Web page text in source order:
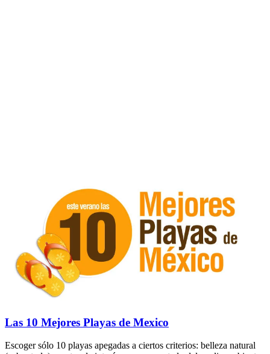
Las 10 Mejores Playas de Mexico
Escoger sólo 10 playas apegadas a ciertos criterios: belleza natural